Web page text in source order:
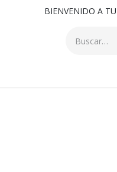
BIENVENIDO A